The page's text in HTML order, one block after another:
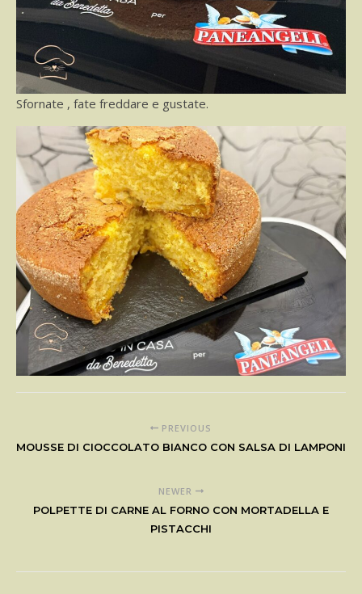
Sfornate , fate freddare e gustate.
PREVIOUS
MOUSSE DI CIOCCOLATO BIANCO CON SALSA DI LAMPONI
NEWER
POLPETTE DI CARNE AL FORNO CON MORTADELLA E
PISTACCHI